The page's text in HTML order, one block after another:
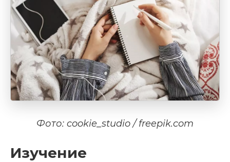
Фото: cookie_studio / freepik.com
Изучение